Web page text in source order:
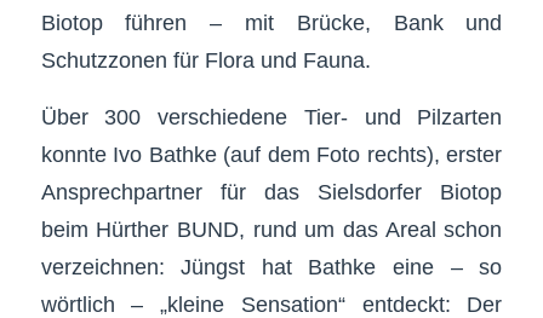
Biotop führen – mit Brücke, Bank und
Schutzzonen für Flora und Fauna.
Über 300 verschiedene Tier- und Pilzarten
konnte Ivo Bathke (auf dem Foto rechts), erster
Ansprechpartner für das Sielsdorfer Biotop
beim Hürther BUND, rund um das Areal schon
verzeichnen: Jüngst hat Bathke eine – so
wörtlich – „kleine Sensation“ entdeckt: Der